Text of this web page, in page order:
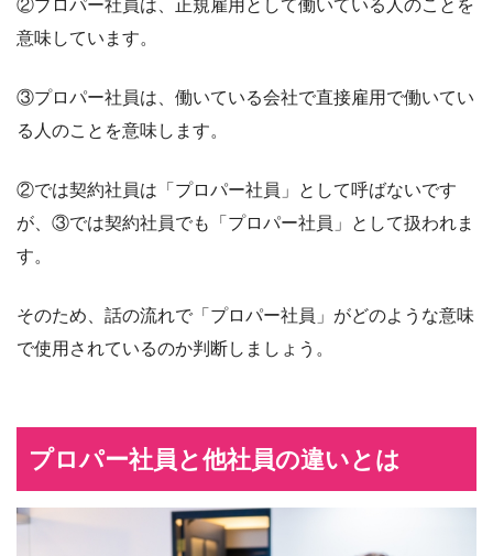
②プロパー社員は、正規雇用として働いている人のことを
意味しています。
③プロパー社員は、働いている会社で直接雇用で働いてい
る人のことを意味します。
②では契約社員は「プロパー社員」として呼ばないです
が、③では契約社員でも「プロパー社員」として扱われま
す。
そのため、話の流れで「プロパー社員」がどのような意味
で使用されているのか判断しましょう。
プロパー社員と他社員の違いとは